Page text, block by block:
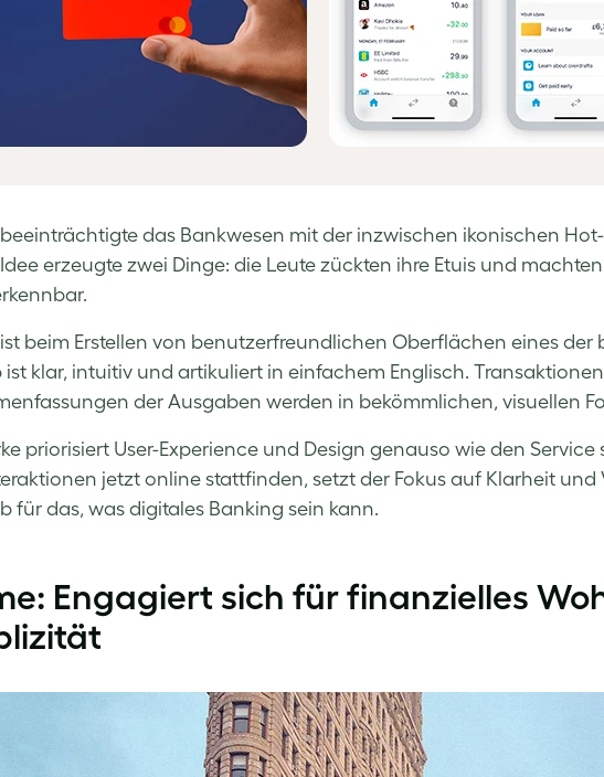
das Bankwesen mit der inzwischen ikonischen
erzeugte zwei Dinge: die Leute zückten ihre Etuis und
beim Erstellen von benutzerfreundlichen Oberflächen eines der
ist klar, intuitiv und artikuliert in einfachem Englisch.
der Ausgaben werden in bekömmlichen, visuellen
priorisiert User-Experience und Design genauso wie den Service
jetzt online stattfinden, setzt der Fokus auf Klarheit
für das, was digitales Banking sein kann.
Engagiert sich für finanzielles